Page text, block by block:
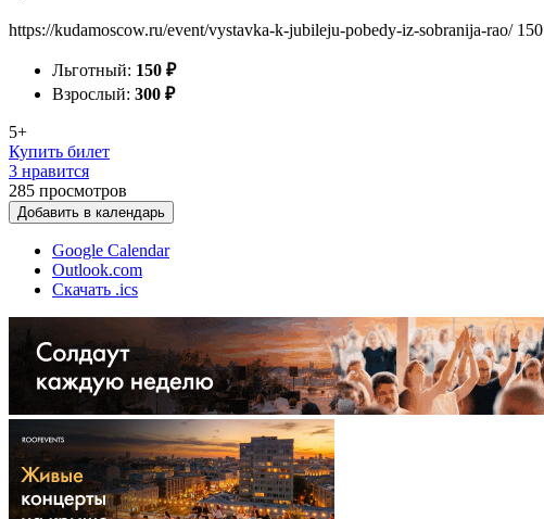
https://kudamoscow.ru/event/vystavka-k-jubileju-pobedy-iz-sobranija-rao/ 150
Льготный: 150 ₽
Взрослый: 300 ₽
5+
Купить билет
3 нравится
285 просмотров
Добавить в календарь
Google Calendar
Outlook.com
Скачать .ics